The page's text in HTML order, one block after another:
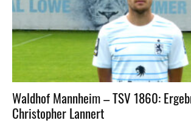
Waldhof Mannheim – TSV 1860:
Christopher Lannert